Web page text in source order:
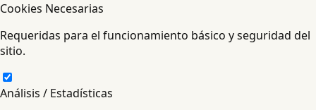
Cookies Necesarias
Requeridas para el funcionamiento básico y seguridad del
sitio.
Análisis / Estadísticas